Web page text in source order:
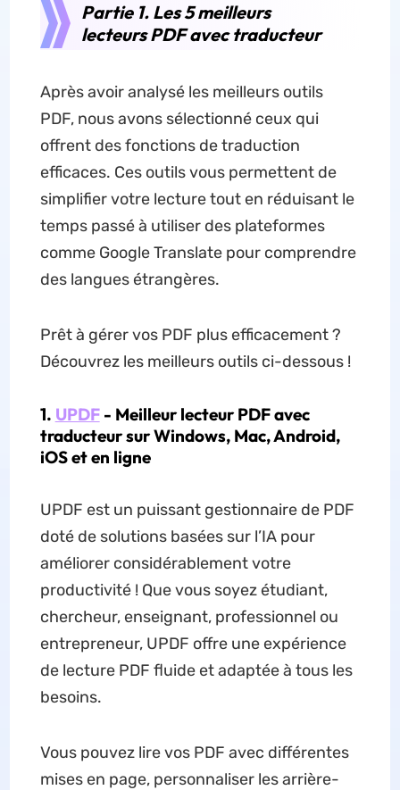
Partie 1. Les 5 meilleurs
lecteurs PDF avec traducteur
Après avoir analysé les meilleurs outils
PDF, nous avons sélectionné ceux qui
offrent des fonctions de traduction
efficaces. Ces outils vous permettent de
simplifier votre lecture tout en réduisant le
temps passé à utiliser des plateformes
comme Google Translate pour comprendre
des langues étrangères.
Prêt à gérer vos PDF plus efficacement ?
Découvrez les meilleurs outils ci-dessous !
1. UPDF- Meilleur lecteur PDF avec
traducteur sur Windows, Mac, Android,
iOS et en ligne
UPDF est un puissant gestionnaire de PDF
doté de solutions basées sur l’IA pour
améliorer considérablement votre
productivité ! Que vous soyez étudiant,
chercheur, enseignant, professionnel ou
entrepreneur, UPDF offre une expérience
de lecture PDF fluide et adaptée à tous les
besoins.
Vous pouvez lire vos PDF avec différentes
mises en page, personnaliser les arrière-